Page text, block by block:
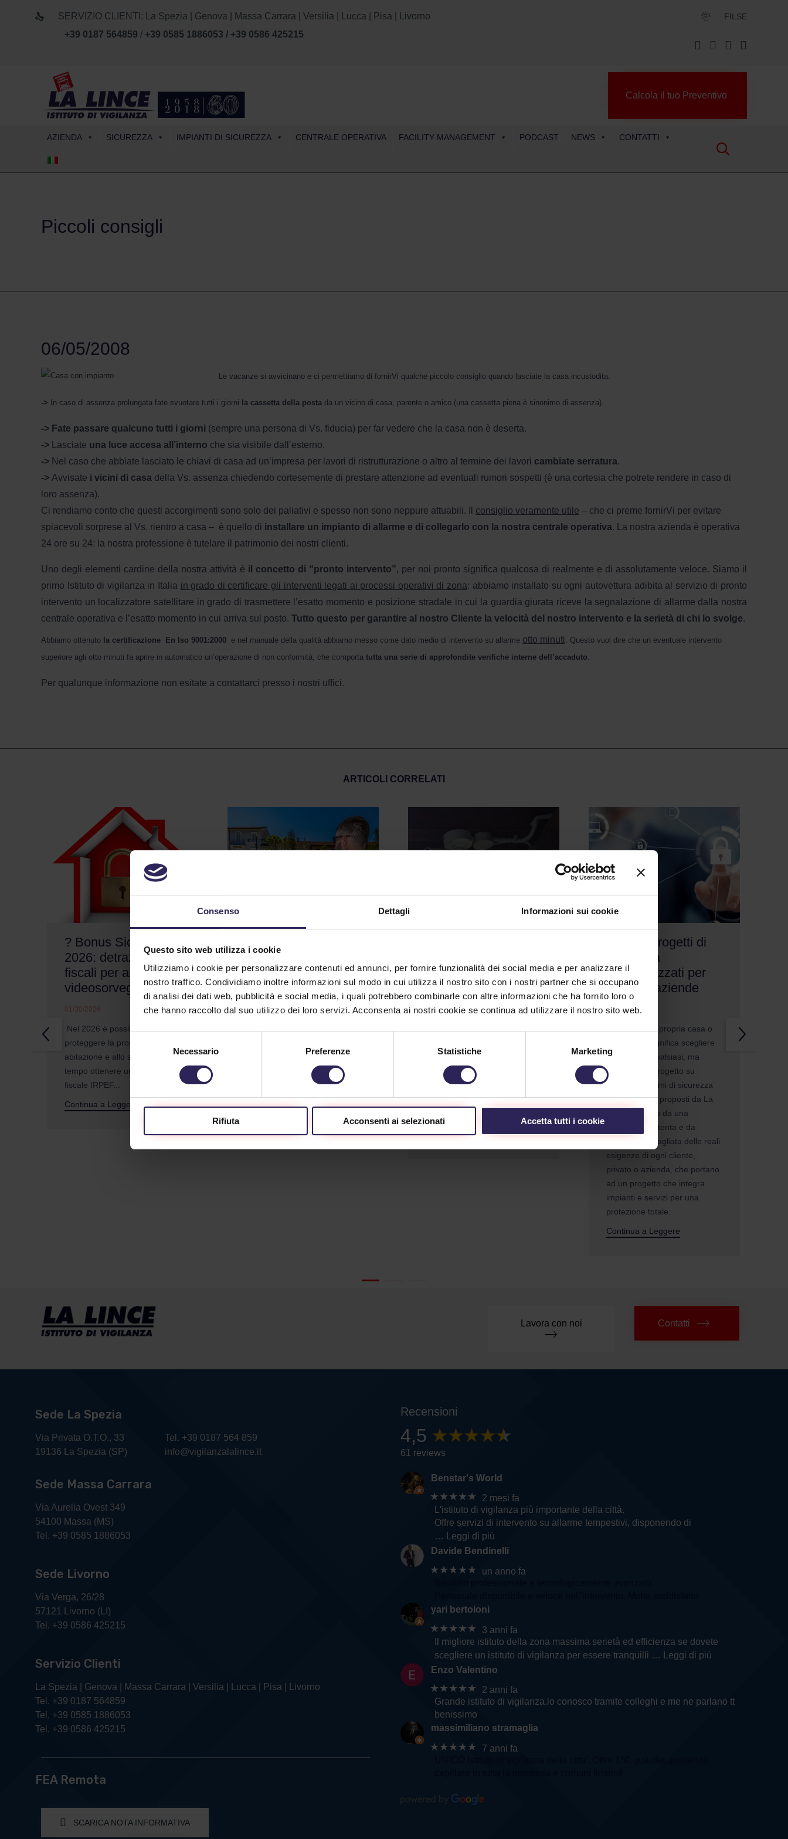
Consenso Dettagli Informazioni sui cookie
Questo sito web utilizza i cookie
Utilizziamo i cookie per personalizzare contenuti ed annunci, per fornire funzionalità dei social media e per analizzare il
nostro traffico. Condividiamo inoltre informazioni sul modo in cui utilizza il nostro sito con i nostri partner che si occupano
di analisi dei dati web, pubblicità e social media, i quali potrebbero combinarle con altre informazioni che ha fornito loro o
che hanno raccolto dal suo utilizzo dei loro servizi. Acconsenta ai nostri cookie se continua ad utilizzare il nostro sito web.
Necessario Preferenze Statistiche Marketing
Rifiuta Acconsenti ai selezionati Accetta tutti i cookie
SERVIZIO CLIENTI: La Spezia | Genova | Massa Carrara | Versilia | Lucca | Pisa | Livorno
+39 0187 564859 / +39 0585 1886053 / +39 0586 425215
FILSE
Calcola il tuo Preventivo
AZIENDA SICUREZZA IMPIANTI DI SICUREZZA CENTRALE OPERATIVA FACILITY MANAGEMENT PODCAST NEWS CONTATTI

Piccoli consigli
06/05/2008
Le vacanze si avvicinano e ci permettiamo di fornirVi qualche piccolo consiglio quando lasciate la casa incustodita:
-> In caso di assenza prolungata fate svuotare tutti i giorni la cassetta della posta da un vicino di casa, parente o amico (una cassetta piena è sinonimo di assenza).
-> Fate passare qualcuno tutti i giorni (sempre una persona di Vs. fiducia) per far vedere che la casa non è deserta.
-> Lasciate una luce accesa all’interno che sia visibile dall’esterno.
-> Nel caso che abbiate lasciato le chiavi di casa ad un’impresa per lavori di ristrutturazione o altro al termine dei lavori cambiate serratura.
-> Avvisate i vicini di casa della Vs. assenza chiedendo cortesemente di prestare attenzione ad eventuali rumori sospetti (è una cortesia che potrete rendere in caso di
loro assenza).
Ci rendiamo conto che questi accorgimenti sono solo dei paliativi e spesso non sono neppure attuabili. Il consiglio veramente utile – che ci preme fornirVi per evitare
spiacevoli sorprese al Vs. rientro a casa – è quello di installare un impianto di allarme e di collegarlo con la nostra centrale operativa. La nostra azienda è operativa
24 ore su 24: la nostra professione è tutelare il patrimonio dei nostri clienti.
Uno degli elementi cardine della nostra attività è il concetto di “pronto intervento”, per noi pronto significa qualcosa di realmente e di assolutamente veloce. Siamo il
primo Istituto di vigilanza in Italia in grado di certificare gli interventi legati ai processi operativi di zona: abbiamo installato su ogni autovettura adibita al servizio di pronto
intervento un localizzatore satellitare in grado di trasmettere l’esatto momento e posizione stradale in cui la guardia giurata riceve la segnalazione di allarme dalla nostra
centrale operativa e l’esatto momento in cui arriva sul posto. Tutto questo per garantire al nostro Cliente la velocità del nostro intervento e la serietà di chi lo svolge.
Abbiamo ottenuto la certificazione En Iso 9001:2000 e nel manuale della qualità abbiamo messo come dato medio di intervento su allarme otto minuti. Questo vuol dire che un eventuale intervento
superiore agli otto minuti fa aprire in automatico un’operazione di non conformità, che comporta tutta una serie di approfondite verifiche interne dell’accaduto.
Per qualunque informazione non esitate a contattarci presso i nostri uffici.
ARTICOLI CORRELATI
? Bonus Sicurezza
2026: detrazioni
fiscali per antifurto e
videosorveglianza
01/30/2026
Nel 2026 è possibile
proteggere la propria
abitazione e allo stesso
tempo ottenere una detrazione
fiscale IRPEF...
Continua a Leggere
sicurezza: i numeri
che raccontano il
nostro impegno
01/22/2026
Come di consuetudine,
raccontano, meglio di ogni
parola, il lavoro quotidiano...
sicurezza integrata
e gestione
consapevole
videosorveglianza
con intelligenza
artificiale rappresenta oggi uno
Continua a Leggere
? ? + ? Progetti di
sicurezza
personalizzati per
privati e aziende
10/08/2025
Proteggere la propria casa o
attività non significa scegliere
un antifurto qualsiasi, ma
costruire un progetto su
misura. I sistemi di sicurezza
personalizzati proposti da La
Lince nascono da una
consulenza attenta e da
un’analisi dettagliata delle reali
esigenze di ogni cliente,
privato o azienda, che portano
ad un progetto che integra
impianti e servizi per una
protezione totale.
Continua a Leggere
Lavora con noi Contatti
Sede La Spezia
Via Privata O.T.O., 33
19136 La Spezia (SP)
Tel. +39 0187 564 859
info@vigilanzalalince.it
Sede Massa Carrara
Via Aurelia Ovest 349
54100 Massa (MS)
Tel. +39 0585 1886053
Sede Livorno
Via Verga, 26/28
57121 Livorno (LI)
Tel. +39 0586 425215
Servizio Clienti
La Spezia | Genova | Massa Carrara | Versilia | Lucca | Pisa | Livorno
Tel. +39 0187 564859
Tel. +39 0585 1886053
Tel. +39 0586 425215
FEA Remota
SCARICA NOTA INFORMATIVA
Recensioni
4,5
61 reviews
Benstar's World
★★★★★
2 mesi fa
L'istituto di vigilanza più importante della città.
Offre servizi di intervento su allarme tempestivi, disponendo di
… Leggi di più
Davide Bendinelli
★★★★★
un anno fa
yari bertoloni
★★★★★
3 anni fa
Il migliore istituto della zona massima serietà ed efficienza se dovete
scegliere un istituto di vigilanza per essere tranquilli … Leggi di più
Enzo Valentino
★★★★★
2 anni fa
Grande istituto di vigilanza.lo conosco tramite colleghi e me ne parlano tt
benissimo
massimiliano stramaglia
★★★★★
7 anni fa